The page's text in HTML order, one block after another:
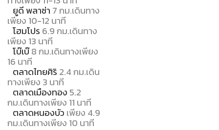
ยูดี พลาซ่า 7 กม.เดินทาง
เพียง 10-12 นาที
โฮมโปร 6.9 กม.เดินทาง
เพียง 13 นาที
โบ๊เบ๊8 กม.เดินทางเพียง
16 นาที
ตลาดไทยศิริ 2.4 กม.เดิน
ทางเพียง 3 นาที
ตลาดเมืองทอง 5.2
กม.เดินทางเพียง 11 นาที
ตลาดหนองบัว เพียง 4.9
กม.เดินทางเพียง 10 นาที